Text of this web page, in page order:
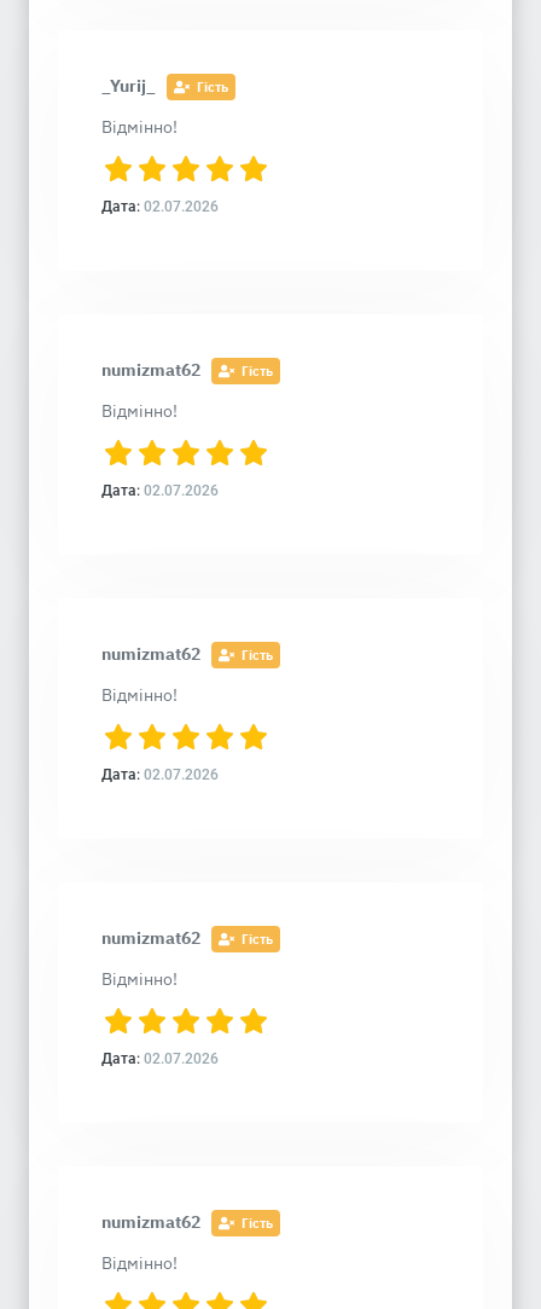
_Yurij_ Гість
Відмінно!
Дата: 02.07.2026
numizmat62 Гість
Відмінно!
Дата: 02.07.2026
numizmat62 Гість
Відмінно!
Дата: 02.07.2026
numizmat62 Гість
Відмінно!
Дата: 02.07.2026
numizmat62 Гість
Відмінно!